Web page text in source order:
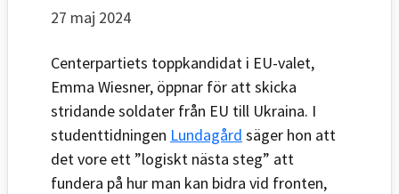
27 maj 2024
Centerpartiets toppkandidat i EU-valet,
Emma Wiesner, öppnar för att skicka
stridande soldater från EU till Ukraina. I
studenttidningen Lundagård säger hon att
det vore ett ”logiskt nästa steg” att
fundera på hur man kan bidra vid fronten,